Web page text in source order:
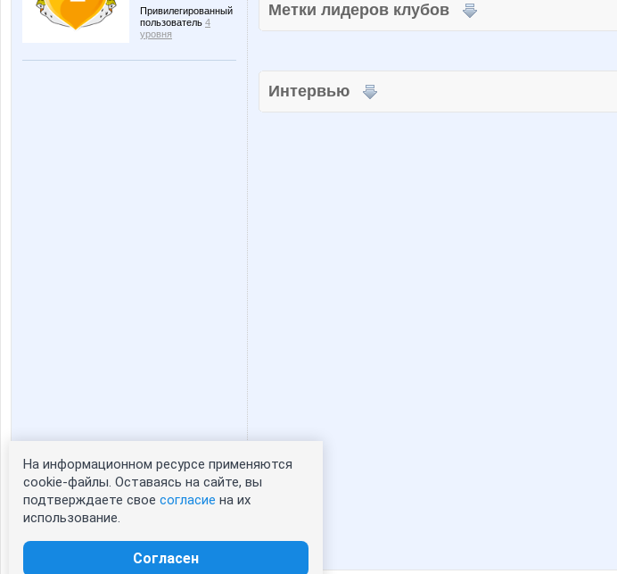
Привилегированный
пользователь 4
уровня
Статистика портрета:
сейчас просматривают портрет - 0
зарегистрированные пользователи
Метки лидеров клубов
Интервью
На информационном ресурсе применяются
cookie-файлы. Оставаясь на сайте, вы
подтверждаете свое согласие на их
использование.
Согласен